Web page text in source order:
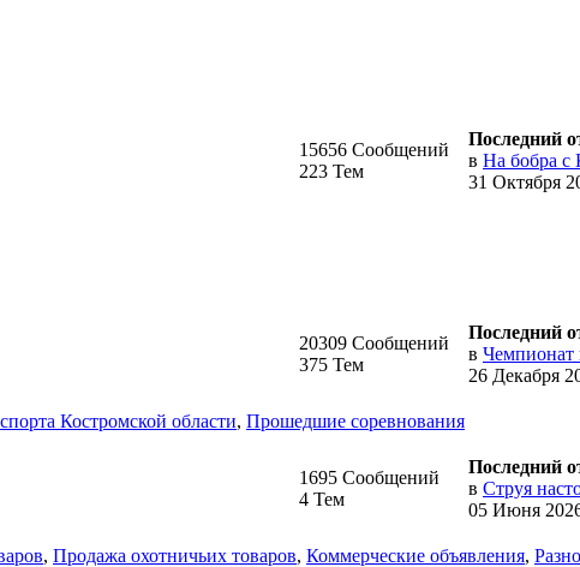
15656 Сообщений
223 Тем
Последний
в На бобра с
31 Октября
20309 Сообщений
375 Тем
Последний
в Чемпионат
26 Декабря
Костромской области, Прошедшие соревнования
1695 Сообщений
4 Тем
Последний
в Струя
05 Июня
, Продажа охотничьих товаров, Коммерческие объявления,